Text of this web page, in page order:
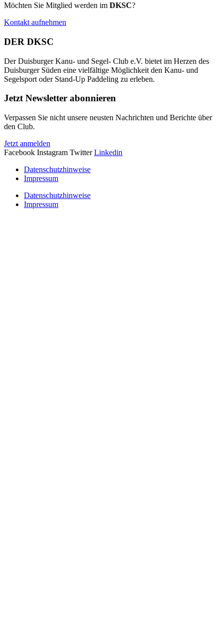
Möchten Sie Mitglied werden im DKSC?
Kontakt aufnehmen
DER DKSC
Der Duisburger Kanu- und Segel- Club e.V. bietet im Herzen des
Duisburger Süden eine vielfältige Möglichkeit den Kanu- und
Segelsport oder Stand-Up Paddeling zu erleben.
Jetzt Newsletter abonnieren
Verpassen Sie nicht unsere neusten Nachrichten und Berichte über
den Club.
Jetzt anmelden
Facebook Instagram Twitter Linkedin
Datenschutzhinweise
Impressum
Datenschutzhinweise
Impressum